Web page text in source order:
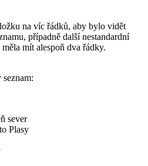
na víc řádků, aby bylo vidět
případně další nestandardní
mít alespoň dva řádky.
sever
Plasy